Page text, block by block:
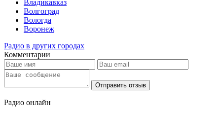
Владикавказ
Волгоград
Вологда
Воронеж
Радио в других городах
Комментарии
Отправить отзыв
Радио онлайн